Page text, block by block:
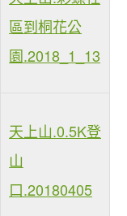
區到桐花公
園.2018_1_13
天上山.0.5K登
山
口.20180405